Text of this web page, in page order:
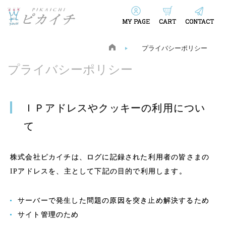
MY PAGE CART CONTACT
プライバシーポリシー
プライバシーポリシー
ＩＰアドレスやクッキーの利用につい
て
株式会社ピカイチは、ログに記録された利用者の皆さまの
IPアドレスを、主として下記の目的で利用します。
サーバーで発生した問題の原因を突き止め解決するため
サイト管理のため